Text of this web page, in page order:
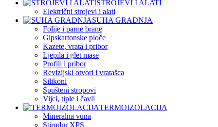
STROJEVI I ALATI
Električni strojevi i alati
SUHA GRADNJA
Folije i parne brane
Gipskartonske ploče
Kazete, vrata i pribor
Ljepila i glet mase
Profili i pribor
Revizijski otvori i vratašca
Silikoni
Spušteni stropovi
Vijci, tiple i čavli
TERMOIZOLACIJA
Mineralna vuna
Stirodur XPS